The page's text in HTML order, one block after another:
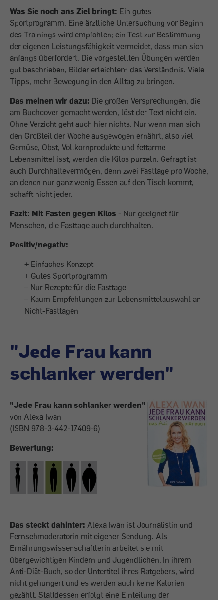
Was Sie noch ans Ziel bringt: Ein gutes
Sportprogramm. Eine ärztliche Untersuchung vor Beginn
des Trainings wird empfohlen; ein Test zur Bestimmung
der eigenen Leistungsfähigkeit vermeidet, dass man sich
anfangs überfordert. Die vorgestellten Übungen werden
gut beschrieben, Bilder erleichtern das Verständnis. Viele
Tipps, mehr Bewegung in den Alltag zu bringen.
Das meinen wir dazu: Die großen Versprechungen, die
am Buchcover gemacht werden, löst der Text nicht ein.
Ohne Verzicht geht auch hier nichts. Nur wenn man sich
den Großteil der Woche ausgewogen ernährt, also viel
Gemüse, Obst, Vollkornprodukte und fettarme
Lebensmittel isst, werden die Kilos purzeln. Gefragt ist
auch Durchhaltevermögen, denn zwei Fasttage pro Woche,
an denen nur ganz wenig Essen auf den Tisch kommt,
schafft nicht jeder.
Fazit: Mit Fasten gegen Kilos - Nur geeignet für
Menschen, die Fasttage auch durchhalten.
Positiv/negativ:
+ Einfaches Konzept
+ Gutes Sportprogramm
– Nur Rezepte für die Fasttage
– Kaum Empfehlungen zur Lebensmittelauswahl an
Nicht-Fasttagen
"Jede Frau kann
schlanker werden"
"Jede Frau kann schlanker werden"
von Alexa Iwan
(ISBN 978-3-442-17409-6)
Bewertung:
Das steckt dahinter: Alexa Iwan ist Journalistin und
Fernsehmoderatorin mit eigener Sendung. Als
Ernährungswissenschaftlerin arbeitet sie mit
übergewichtigen Kindern und Jugendlichen. In ihrem
Anti-Diät-Buch, so der Untertitel ihres Ratgebers, wird
nicht gehungert und es werden auch keine Kalorien
gezählt. Stattdessen erfolgt eine Einteilung der